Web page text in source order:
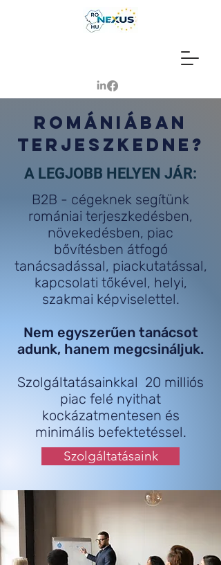
ROMÁNIÁBAN
TERJESZKEDNE?
A LEGJOBB HELYEN JÁR:
B2B - cégeknek segítünk
romániai terjeszkedésben,
növekedésben, piac
bővítésben átfogó
tanácsadással, piackutatással,
kapcsolati tőkével, helyi,
szakmai képviselettel.
Nem egyszerűen tanácsot
adunk, hanem megcsináljuk.
Szolgáltatásainkkal 20 milliós
piac felé nyithat
kockázatmentesen és
minimális befektetéssel.
Szolgáltatásaink